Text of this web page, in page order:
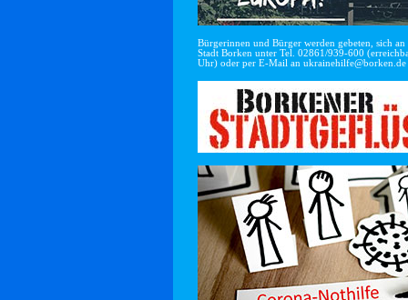
Bürgerinnen und Bürger werden gebeten, sich
Stadt Borken unter Tel. 02861/939-600
Uhr) oder per E-Mail an ukrainehilfe@borken.de